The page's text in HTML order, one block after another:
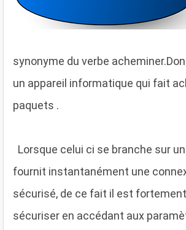
synonyme du verbe
un appareil informatique qui fait
paquets .
Lorsque celui ci se branche sur un
fournit instantanément une
sécurisé, de ce fait il est
sécuriser en accédant aux